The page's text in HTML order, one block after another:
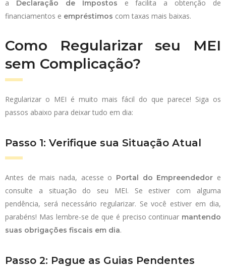
a Declaração de Impostos e facilita a obtenção de
financiamentos e empréstimos com taxas mais baixas.
Como Regularizar seu MEI
sem Complicação?
Regularizar o MEI é muito mais fácil do que parece! Siga os
passos abaixo para deixar tudo em dia:
Passo 1: Verifique sua Situação Atual
Antes de mais nada, acesse o Portal do Empreendedor e
consulte a situação do seu MEI. Se estiver com alguma
pendência, será necessário regularizar. Se você estiver em dia,
parabéns! Mas lembre-se de que é preciso continuar mantendo
suas obrigações fiscais em dia.
Passo 2: Pague as Guias Pendentes